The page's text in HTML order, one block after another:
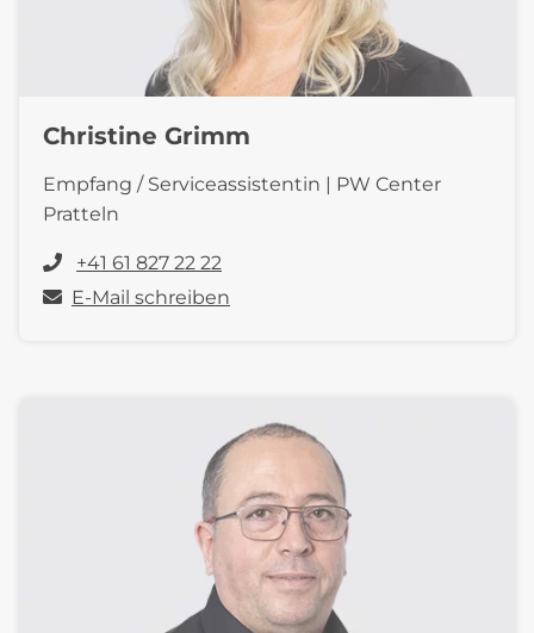
Christine Grimm
Empfang / Serviceassistentin | PW Center
Pratteln
+41 61 827 22 22
E-Mail schreiben